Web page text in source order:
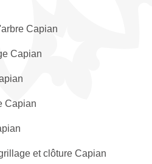
Capian
Capian
Capian
et clôture Capian